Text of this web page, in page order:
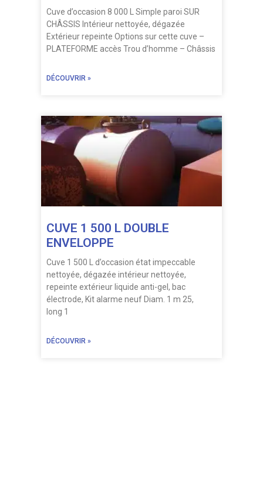
Cuve d’occasion 8 000 L Simple paroi SUR
CHÂSSIS Intérieur nettoyée, dégazée
Extérieur repeinte Options sur cette cuve –
PLATEFORME accès Trou d’homme – Châssis
DÉCOUVRIR »
CUVE 1 500 L DOUBLE
ENVELOPPE
Cuve 1 500 L d’occasion état impeccable
nettoyée, dégazée intérieur nettoyée,
repeinte extérieur liquide anti-gel, bac
électrode, Kit alarme neuf Diam. 1 m 25,
long 1
DÉCOUVRIR »